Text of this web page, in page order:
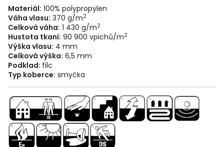
Materiál: 100% polypropylen
Váha vlasu: 370 g/m2
Celková váha: 1 430 g/m2
Hustota tkaní: 90 900 vpichů/m2
Výška vlasu: 4 mm
Celková výška: 6,5 mm
Podklad: filc
Typ koberce: smyčka